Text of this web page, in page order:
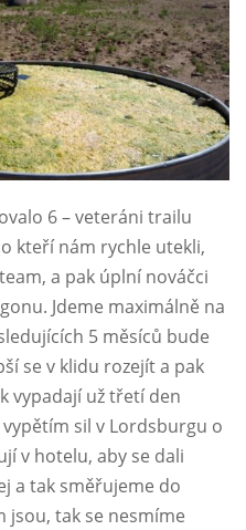
6 – veteráni trailu
kteří nám rychle utekli,
a pak úplní nováčci
Jdeme maximálně na
5 měsíců bude
se v klidu rozejít a pak
vypadají už třetí den
sil v Lordsburgu o
v hotelu, aby se dali
a tak směřujeme do
jsou, tak se nesmíme